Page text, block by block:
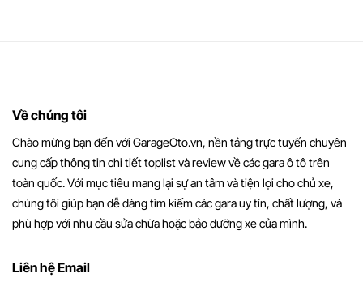
Về chúng tôi
Chào mừng bạn đến với GarageOto.vn, nền tảng trực tuyến chuyên
cung cấp thông tin chi tiết toplist và review về các gara ô tô trên
toàn quốc. Với mục tiêu mang lại sự an tâm và tiện lợi cho chủ xe,
chúng tôi giúp bạn dễ dàng tìm kiếm các gara uy tín, chất lượng, và
phù hợp với nhu cầu sửa chữa hoặc bảo dưỡng xe của mình.
Liên hệ Email